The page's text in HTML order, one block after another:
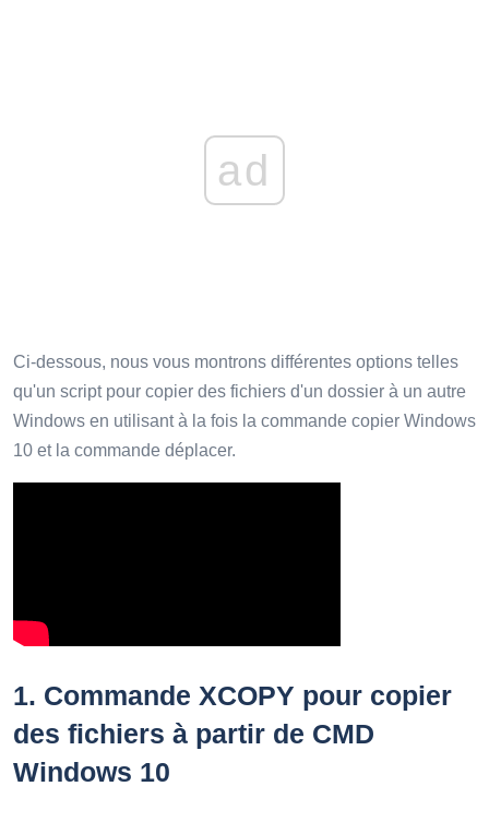
ad
Ci-dessous, nous vous montrons différentes options telles
qu'un script pour copier des fichiers d'un dossier à un autre
Windows en utilisant à la fois la commande copier Windows
10 et la commande déplacer.
1. Commande XCOPY pour copier
des fichiers à partir de CMD
Windows 10